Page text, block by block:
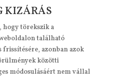
KIZÁRÁS
hogy törekszik a
található
azonban azok
közötti
módosulásáért nem vállal